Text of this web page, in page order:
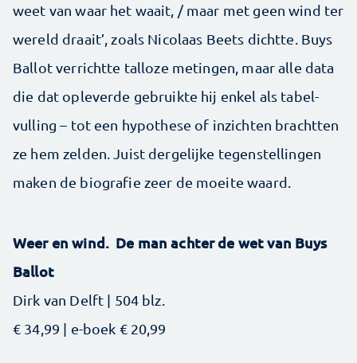
weet van waar het waait, / maar met geen wind ter
wereld draait’, zoals Nicolaas Beets dichtte. Buys
Ballot verrichtte talloze metingen, maar alle data
die dat opleverde gebruikte hij enkel als tabel­
vulling – tot een hypothese of inzichten brachtten
ze hem zelden. Juist dergelijke tegenstellingen
maken de biografie zeer de moeite waard.
Weer en wind. De man achter de wet van Buys
Ballot
Dirk van Delft | 504 blz.
€ 34,99 | e-boek € 20,99